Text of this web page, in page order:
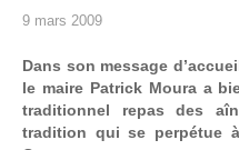
9 mars 2009
Dans son message
le maire Patrick Moura a
traditionnel repas des
tradition qui se perpétue